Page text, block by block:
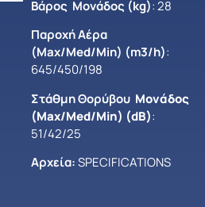
Βάρος Μονάδος (kg): 28
Παροχή Αέρα
(Max/Med/Min) (m3/h):
645/450/198
Στάθμη Θορύβου Μονάδος
(Max/Med/Min) (dB):
51/42/25
Αρχεία:SPECIFICATIONS